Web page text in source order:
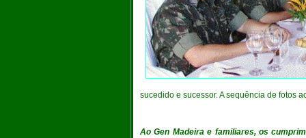
sucedido e sucessor.A sequência de fotos
Ao Gen Madeira e familiares, os